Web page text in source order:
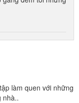
làm quen với những
nhà..